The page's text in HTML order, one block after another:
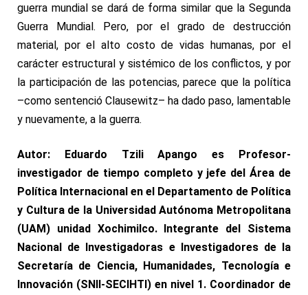
guerra mundial se dará de forma similar que la Segunda
Guerra Mundial. Pero, por el grado de destrucción
material, por el alto costo de vidas humanas, por el
carácter estructural y sistémico de los conflictos, y por
la participación de las potencias, parece que la política
–como sentenció Clausewitz– ha dado paso, lamentable
y nuevamente, a la guerra.
Autor: Eduardo Tzili Apango es Profesor-
investigador de tiempo completo y jefe del Área de
Política Internacional en el Departamento de Política
y Cultura de la Universidad Autónoma Metropolitana
(UAM) unidad Xochimilco. Integrante del Sistema
Nacional de Investigadoras e Investigadores de la
Secretaría de Ciencia, Humanidades, Tecnología e
Innovación (SNII-SECIHTI) en nivel 1. Coordinador de